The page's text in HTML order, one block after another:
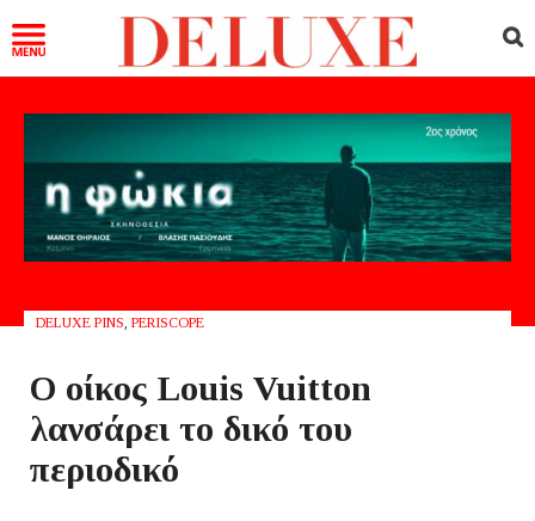
DELUXE PINS PERISCOPE
Ο οίκος Louis Vuitton
λανσάρει το δικό του
περιοδικό